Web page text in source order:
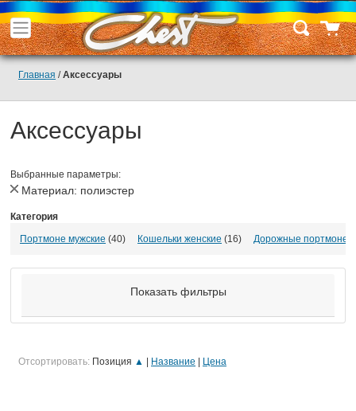
Главная /Аксессуары
Отсортировать: Позиция ▲ Название Цена
Аксессуары
Выбранные параметры:
Материал: полиэстер
Категория
Портмоне мужские (40) Кошельки женские (16) Дорожные портмоне
Показать фильтры